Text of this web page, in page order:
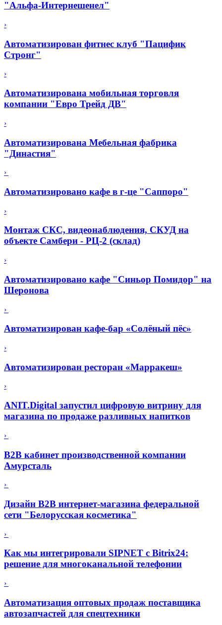
"Альфа-Интернешенел"
›
Автоматизирован фитнес клуб "Пацифик
Стронг"
›
Автоматизирована мобильная торговля
компании "Евро Трейд ДВ"
›
Автоматизирована Мебельная фабрика
"Династия"
›
Автоматизировано кафе в г-це "Саппоро"
›
Монтаж СКС, видеонаблюдения, СКУД на
объекте Самбери - РЦ-2 (склад)
›
Автоматизировано кафе "Синьор Помидор" на
Шеронова
›
Автоматизирован кафе-бар «Солёный пёс»
›
Автоматизирован ресторан «Марракеш»
›
ANIT.Digital запустил цифровую витрину для
магазина по продаже разливных напитков
›
B2B кабинет производственной компании
Aмурсталь
›
Дизайн B2B интернет-магазина федеральной
сети "Белорусская косметика"
›
Как мы интегрировали SIPNET с Bitrix24:
решение для многоканальной телефонии
›
Автоматизация оптовых продаж поставщика
автозапчастей для спецтехники